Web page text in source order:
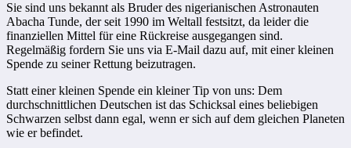
Sie sind uns bekannt als Bruder des nigerianischen Astronauten
Abacha Tunde, der seit 1990 im Weltall festsitzt, da leider die
finanziellen Mittel für eine Rückreise ausgegangen sind.
Regelmäßig fordern Sie uns via E-Mail dazu auf, mit einer kleinen
Spende zu seiner Rettung beizutragen.
Statt einer kleinen Spende ein kleiner Tip von uns: Dem
durchschnittlichen Deutschen ist das Schicksal eines beliebigen
Schwarzen selbst dann egal, wenn er sich auf dem gleichen Planeten
wie er befindet.